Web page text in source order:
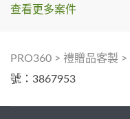
查看更多案件
PRO360 > 禮贈品客製 >
號：3867953